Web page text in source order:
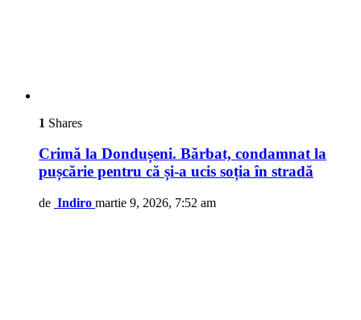
1 Shares
Crimă la Dondușeni. Bărbat, condamnat la
pușcărie pentru că și-a ucis soția în stradă
de Indiro martie 9, 2026, 7:52 am